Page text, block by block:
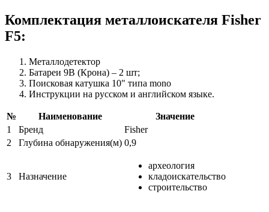
Комплектация металлоискателя Fisher
F5:
Металлодетектор
Батареи 9В (Крона) – 2 шт;
Поисковая катушка 10" типа mono
Инструкции на русском и английском языке.
№ Наименование
Значение
1
Бренд
Fisher
2
Глубина обнаружения(м) 0,9
3 Назначение
археология
кладоискательство
строительство